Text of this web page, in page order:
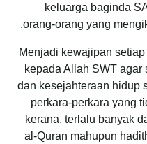
keluarga baginda
orang-orang yang
Menjadi kewajipan
kepada Allah SWT
dan kesejahteraan hidup
perkara-perkara yang
kerana, terlalu banyak
al-Quran mahupun